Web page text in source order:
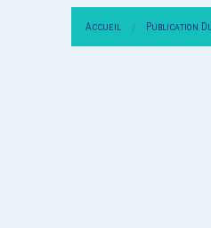
Accueil Publication